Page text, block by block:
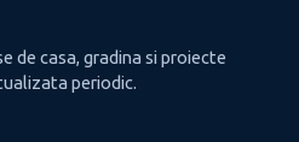
de casa, gradina si proiecte
periodic.